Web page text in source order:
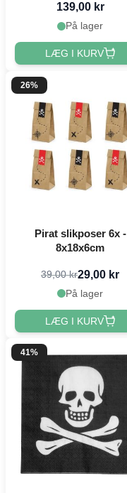
139,00 kr
På lager
LÆG I KURV
26%
Pirat slikposer 6x -
8x18x6cm
39,00 kr29,00 kr
På lager
LÆG I KURV
41%